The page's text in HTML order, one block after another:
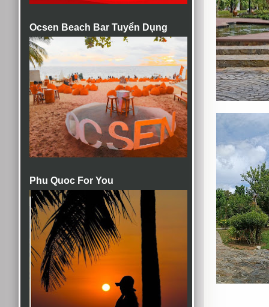
Ocsen Beach Bar Tuyển Dụng
Phu Quoc For You